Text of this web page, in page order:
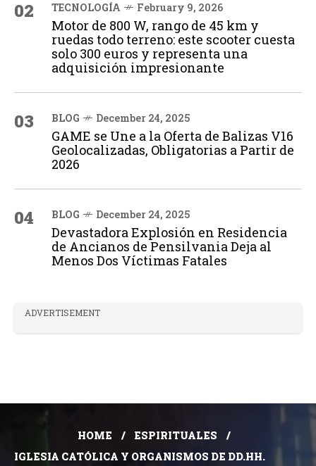
02 TECNOLOGÍA February 9, 2026
Motor de 800 W, rango de 45 km y
ruedas todo terreno: este scooter cuesta
solo 300 euros y representa una
adquisición impresionante
03 BLOG December 24, 2025
GAME se Une a la Oferta de Balizas V16
Geolocalizadas, Obligatorias a Partir de
2026
04 BLOG December 24, 2025
Devastadora Explosión en Residencia
de Ancianos de Pensilvania Deja al
Menos Dos Víctimas Fatales
ADVERTISEMENT
HOME
ESPIRITUALES
IGLESIA CATÓLICA Y ORGANISMOS DE DD.HH.